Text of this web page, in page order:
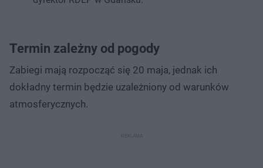
Termin zależny od pogody
Zabiegi mają rozpocząć się 20 maja, jednak ich
dokładny termin będzie uzależniony od warunków
atmosferycznych.